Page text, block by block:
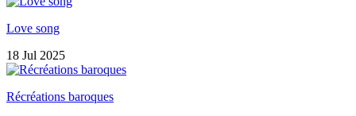
Love song
18 Jul 2025
Récréations baroques